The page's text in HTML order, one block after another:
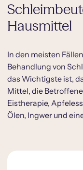
Hausmittel
In den meisten
Behandlung von
das Wichtigste ist,
Mittel, die
Eistherapie,
Ölen, Ingwer und